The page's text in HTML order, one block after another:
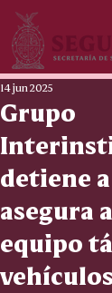
Grupo
detiene
asegura
equipo
14 jun 2025